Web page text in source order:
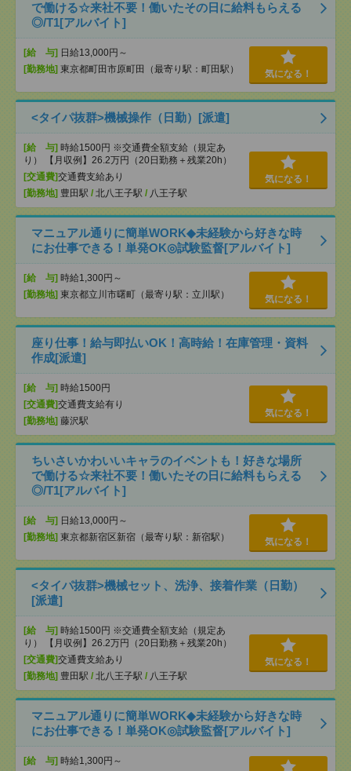
で働ける☆来社不要！働いたその日に給料もらえる
◎/T1[アルバイト]
[給 与] 日給13,000円～
[勤務地] 東京都町田市原町田（最寄り駅：町田駅） 気になる！
<タイパ抜群>機械操作（日勤）[派遣]
[給 与] 時給1500円 ※交通費全額支給（規定あ
り） 【月収例】26.2万円（20日勤務＋残業20h）
[交通費]交通費支給あり
[勤務地] 豊田駅 / 北八王子駅 / 八王子駅
気になる！
マニュアル通りに簡単WORK◆未経験から好きな時
にお仕事できる！単発OK◎試験監督[アルバイト]
[給 与] 時給1,300円～
[勤務地] 東京都立川市曙町（最寄り駅：立川駅） 気になる！
座り仕事！給与即払いOK！高時給！在庫管理・資料
作成[派遣]
[給 与] 時給1500円
[交通費]交通費支給有り
[勤務地] 藤沢駅
気になる！
ちいさいかわいいキャラのイベントも！好きな場所
で働ける☆来社不要！働いたその日に給料もらえる
◎/T1[アルバイト]
[給 与] 日給13,000円～
[勤務地] 東京都新宿区新宿（最寄り駅：新宿駅） 気になる！
<タイパ抜群>機械セット、洗浄、接着作業（日勤）
[派遣]
[給 与] 時給1500円 ※交通費全額支給（規定あ
り） 【月収例】26.2万円（20日勤務＋残業20h）
[交通費]交通費支給あり
[勤務地] 豊田駅 / 北八王子駅 / 八王子駅
気になる！
マニュアル通りに簡単WORK◆未経験から好きな時
にお仕事できる！単発OK◎試験監督[アルバイト]
[給 与] 時給1,300円～